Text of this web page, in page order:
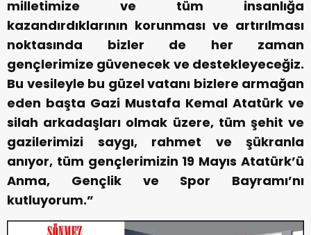
milletimize ve tüm insanlığa
kazandırdıklarının korunması ve artırılması
noktasında bizler de her zaman
gençlerimize güvenecek ve destekleyeceğiz.
Bu vesileyle bu güzel vatanı bizlere armağan
eden başta Gazi Mustafa Kemal Atatürk ve
silah arkadaşları olmak üzere, tüm şehit ve
gazilerimizi saygı, rahmet ve şükranla
anıyor, tüm gençlerimizin 19 Mayıs Atatürk’ü
Anma, Gençlik ve Spor Bayramı’nı
kutluyorum.”